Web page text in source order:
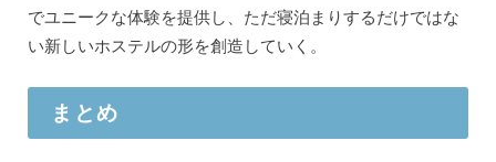
でユニークな体験を提供し、ただ寝泊まりするだけではな
い新しいホステルの形を創造していく。
まとめ